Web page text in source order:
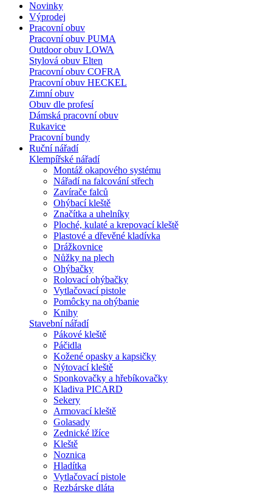
Novinky
Výprodej
Pracovní obuv
Pracovní obuv PUMA
Outdoor obuv LOWA
Stylová obuv Elten
Pracovní obuv COFRA
Pracovní obuv HECKEL
Zimní obuv
Obuv dle profesí
Dámská pracovní obuv
Rukavice
Pracovní bundy
Ruční nářadí
Klempířské nářadí
Montáž okapového systému
Nářadí na falcování střech
Zavírače falců
Ohýbací kleště
Značítka a uhelníky
Ploché, kulaté a krepovací kleště
Plastové a dřevěné kladívka
Drážkovnice
Nůžky na plech
Ohýbačky
Rolovací ohýbačky
Vytlačovací pistole
Pomôcky na ohýbanie
Knihy
Stavební nářadí
Pákové kleště
Páčidla
Kožené opasky a kapsičky
Nýtovací kleště
Sponkovačky a hřebíkovačky
Kladiva PICARD
Sekery
Armovací kleště
Golasady
Zednické lžíce
Kleště
Noznica
Hladítka
Vytlačovací pistole
Rezbárske dláta